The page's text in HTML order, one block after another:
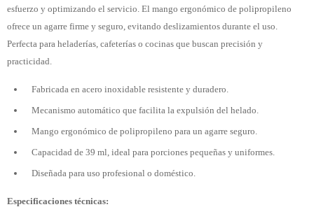
esfuerzo y optimizando el servicio. El mango ergonómico de polipropileno
ofrece un agarre firme y seguro, evitando deslizamientos durante el uso.
Perfecta para heladerías, cafeterías o cocinas que buscan precisión y
practicidad.
Fabricada en acero inoxidable resistente y duradero.
Mecanismo automático que facilita la expulsión del helado.
Mango ergonómico de polipropileno para un agarre seguro.
Capacidad de 39 ml, ideal para porciones pequeñas y uniformes.
Diseñada para uso profesional o doméstico.
Especificaciones técnicas: